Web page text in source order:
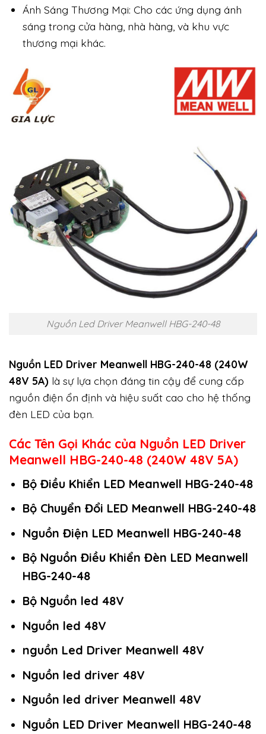
Ánh Sáng Thương Mại: Cho các ứng dụng ánh
sáng trong cửa hàng, nhà hàng, và khu vực
thương mại khác.
Nguồn Led Driver Meanwell HBG-240-48
Nguồn LED Driver Meanwell HBG-240-48 (240W
48V 5A) là sự lựa chọn đáng tin cậy để cung cấp
nguồn điện ổn định và hiệu suất cao cho hệ thống
đèn LED của bạn.
Các Tên Gọi Khác của Nguồn LED Driver
Meanwell HBG-240-48 (240W 48V 5A)
Bộ Điều Khiển LED Meanwell HBG-240-48
Bộ Chuyển Đổi LED Meanwell HBG-240-48
Nguồn Điện LED Meanwell HBG-240-48
Bộ Nguồn Điều Khiển Đèn LED Meanwell
HBG-240-48
Bộ Nguồn led 48V
Nguồn led 48V
nguồn Led Driver Meanwell 48V
Nguồn led driver 48V
Nguồn led driver Meanwell 48V
Nguồn LED Driver Meanwell HBG-240-48